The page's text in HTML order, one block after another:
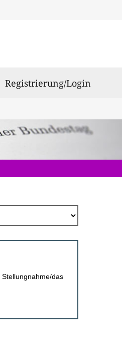
Registrierung/Login
das